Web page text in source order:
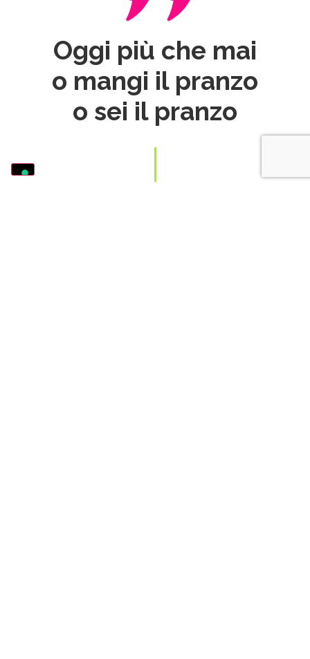
Oggi più che mai
o mangi il pranzo
o sei il pranzo